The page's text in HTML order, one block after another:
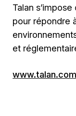
Talan
pour répondre
et
www.talan.com